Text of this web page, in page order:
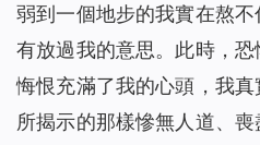
弱到一個地步的我實在熬
有放過我的意思。此時，恐
悔恨充滿了我的心頭，我
所揭示的那樣慘無人道、